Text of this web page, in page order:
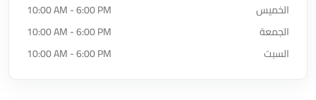
الخميس
10:00 AM - 6:00 PM
الجمعة
10:00 AM - 6:00 PM
السبت
10:00 AM - 6:00 PM